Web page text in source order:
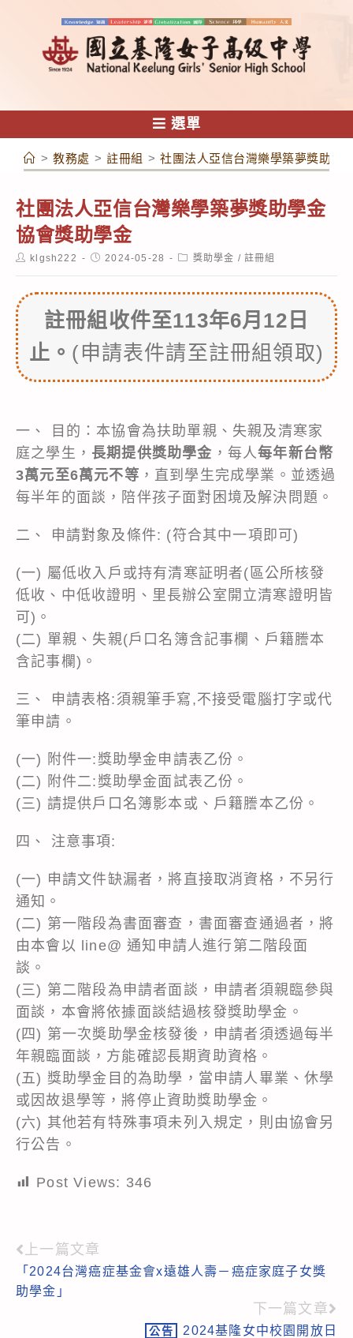
容
選單
> 教務處 > 註冊組 > 社團法人亞信台灣樂學築夢獎助學
社團法人亞信台灣樂學築夢獎助學金
協會獎助學金
Postklgsh222
Post2024-05-28
Post獎助學金 / 註冊組
註冊組收件至113年6月12日
止。 (申請表件請至註冊組領取)
一、 目的：本協會為扶助單親、失親及清寒家
庭之學生， 長期提供獎助學金 ，每人每年新台幣
3萬元至6萬元不等 ，直到學生完成學業。並透過
每半年的面談，陪伴孩子面對困境及解決問題。
二、 申請對象及條件: (符合其中一項即可)
(一) 屬低收入戶或持有清寒証明者(區公所核發
低收、中低收證明、里長辦公室開立清寒證明皆
可)。
(二) 單親、失親(戶口名簿含記事欄、戶籍謄本
含記事欄)。
三、 申請表格:須親筆手寫,不接受電腦打字或代
筆申請。
(一) 附件一:獎助學金申請表乙份。
(二) 附件二:獎助學金面試表乙份。
(三) 請提供戶口名簿影本或、戶籍謄本乙份。
四、 注意事項:
(一) 申請文件缺漏者，將直接取消資格，不另行
通知。
(二) 第一階段為書面審查，書面審查通過者，將
由本會以 line@ 通知申請人進行第二階段面
談。
(三) 第二階段為申請者面談，申請者須親臨參與
面談，本會將依據面談結過核發獎助學金。
(四) 第一次奬助學金核發後，申請者須透過每半
年親臨面談，方能確認長期資助資格。
(五) 獎助學金目的為助學，當申請人畢業、休學
或因故退學等，將停止資助獎助學金。
(六) 其他若有特殊事項未列入規定，則由協會另
行公告。
Post Views: 346
Read
more
上一篇文章
「2024台灣癌症基金會x遠雄人壽－癌症家庭子女獎
助學金」
下一篇文章
公告 2024基隆女中校園開放日